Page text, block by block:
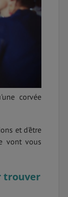
corvée
et d'être
vont vous
trouver